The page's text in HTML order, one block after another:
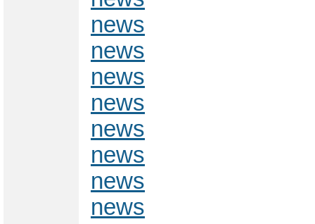
news
news
news
news
news
news
news
news